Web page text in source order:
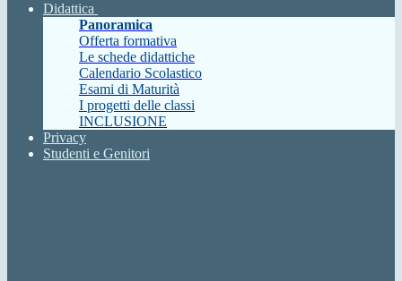
Didattica
Panoramica
Offerta formativa
Le schede didattiche
Calendario Scolastico
Esami di Maturità
I progetti delle classi
INCLUSIONE
Privacy
Studenti e Genitori